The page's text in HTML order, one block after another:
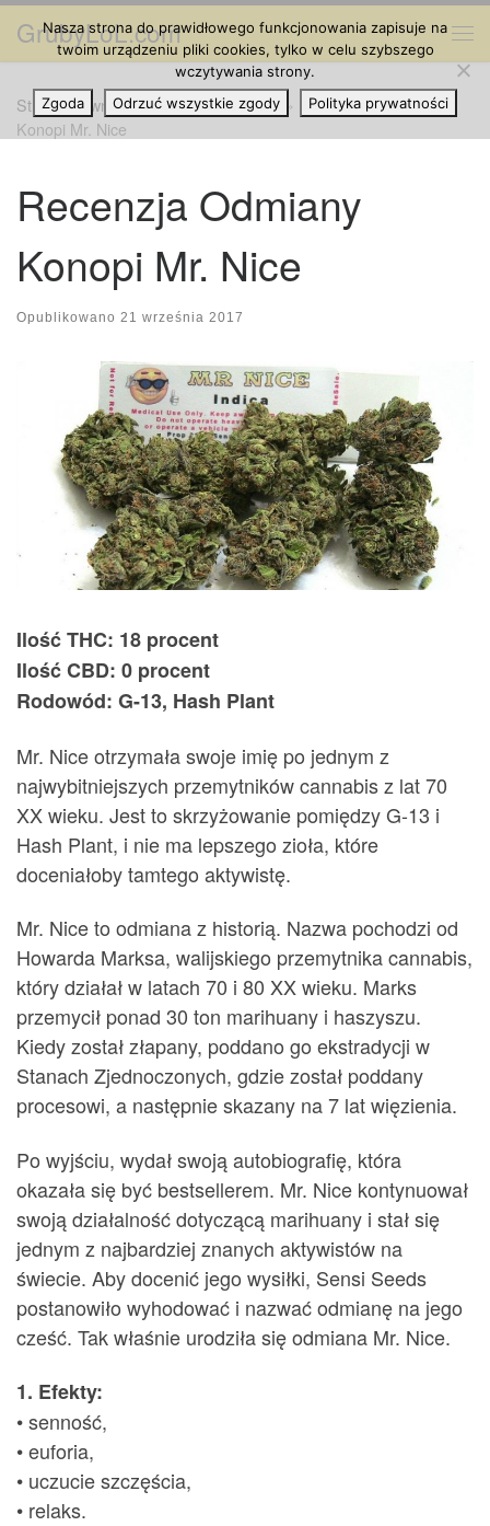
Przejdź do treści
GrubyLoL.com
Strona główna » Cannabis na Świecie »
Recenzja Odmiany
Konopi Mr. Nice
Recenzja Odmiany
Konopi Mr. Nice
Opublikowano 21 września 2017
Ilość THC: 18 procent
Ilość CBD: 0 procent
Rodowód: G-13, Hash Plant
Mr. Nice otrzymała swoje imię po jednym z
najwybitniejszych przemytników cannabis z lat 70
XX wieku. Jest to skrzyżowanie pomiędzy G-13 i
Hash Plant, i nie ma lepszego zioła, które
doceniałoby tamtego aktywistę.
Mr. Nice to odmiana z historią. Nazwa pochodzi od
Howarda Marksa, walijskiego przemytnika cannabis,
który działał w latach 70 i 80 XX wieku. Marks
przemycił ponad 30 ton marihuany i haszyszu.
Kiedy został złapany, poddano go ekstradycji w
Stanach Zjednoczonych, gdzie został poddany
procesowi, a następnie skazany na 7 lat więzienia.
Po wyjściu, wydał swoją autobiografię, która
okazała się być bestsellerem. Mr. Nice kontynuował
swoją działalność dotyczącą marihuany i stał się
jednym z najbardziej znanych aktywistów na
świecie. Aby docenić jego wysiłki, Sensi Seeds
postanowiło wyhodować i nazwać odmianę na jego
cześć. Tak właśnie urodziła się odmiana Mr. Nice.
1. Efekty:
• senność,
• euforia,
• uczucie szczęścia,
• relaks.
Nasza strona do prawidłowego funkcjonowania zapisuje na
twoim urządzeniu pliki cookies, tylko w celu szybszego
wczytywania strony.
Zgoda
Odrzuć wszystkie zgody Polityka prywatności